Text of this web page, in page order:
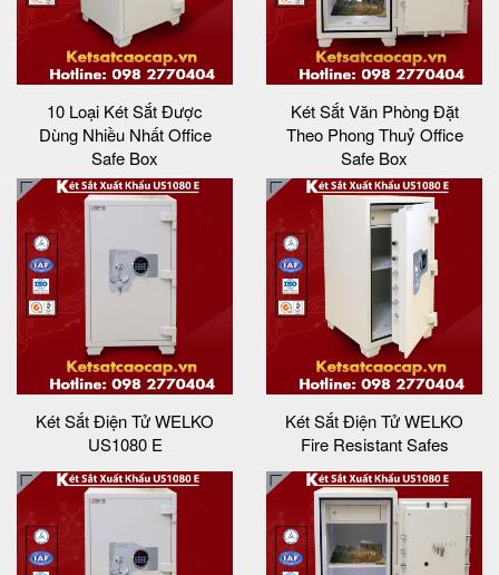
10 Loại Két Sắt Được
Dùng Nhiều Nhất Office
Safe Box
Két Sắt Văn Phòng Đặt
Theo Phong Thuỷ Office
Safe Box
Két Sắt Điện Tử WELKO
US1080 E
Két Sắt Điện Tử WELKO
Fire Resistant Safes